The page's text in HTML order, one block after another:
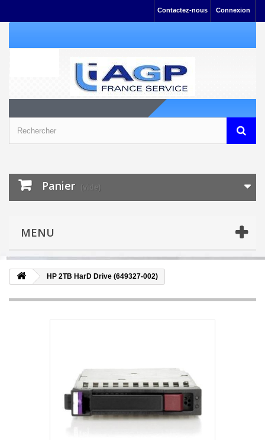
Connexion
Contactez-nous
Panier (vide)
MENU
HP 2TB HarD Drive (649327-002)